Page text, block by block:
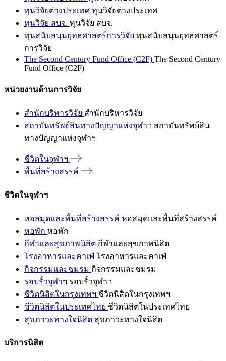
ทุนวิจัยต่างประเทศ ทุนวิจัยต่างประเทศ
ทุนวิจัย สบจ. ทุนวิจัย สบจ.
ทุนสนับสนุนยุทธศาสตร์การวิจัย ทุนสนับสนุนยุทธศาสตร์
การวิจัย
The Second Century Fund Office (C2F) The Second Century
Fund Office (C2F)
หน่วยงานด้านการวิจัย
สำนักบริหารวิจัย สำนักบริหารวิจัย
สถาบันทรัพย์สินทางปัญญาแห่งจุฬาฯ สถาบันทรัพย์สิน
ทางปัญญาแห่งจุฬาฯ
ชีวิตในจุฬาฯ
พื้นที่สร้างสรรค์
ชีวิตในจุฬาฯ
หอสมุดและพื้นที่สร้างสรรค์ หอสมุดและพื้นที่สร้างสรรค์
หอพัก หอพัก
กีฬาและสุขภาพนิสิต กีฬาและสุขภาพนิสิต
โรงอาหารและคาเฟ่ โรงอาหารและคาเฟ่
กิจกรรมและชมรม กิจกรรมและชมรม
รอบรั้วจุฬาฯ รอบรั้วจุฬาฯ
ชีวิตนิสิตในกรุงเทพฯ ชีวิตนิสิตในกรุงเทพฯ
ชีวิตนิสิตในประเทศไทย ชีวิตนิสิตในประเทศไทย
สุขภาวะทางใจนิสิต สุขภาวะทางใจนิสิต
บริการนิสิต